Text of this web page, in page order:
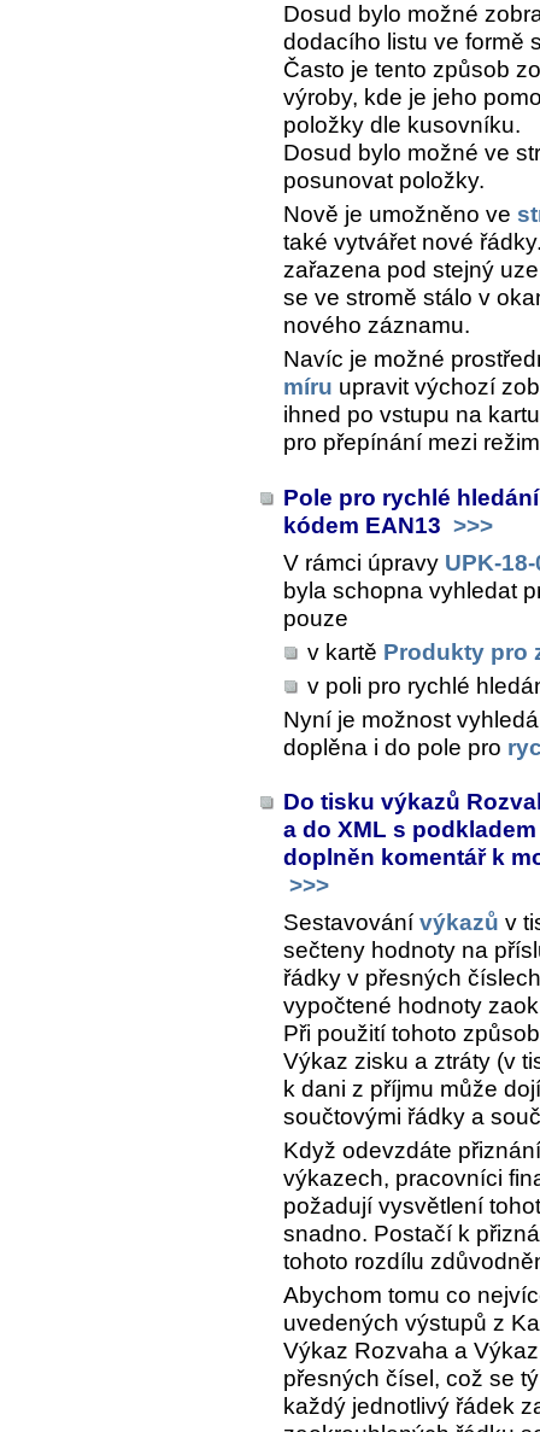
Dosud bylo možné
dodacího listu ve formě
Často je tento způsob
výroby, kde je jeho
položky dle kusovníku.
Dosud bylo možné ve
posunovat položky.
Nově je umožněno ve
také vytvářet nové
zařazena pod stejný
se ve stromě stálo v
nového záznamu.
Navíc je možné
míru upravit výchozí
ihned po vstupu na
pro přepínání mezi
Pole pro rychlé
kódem EAN13 >>>
V rámci úpravy UPK-
byla schopna vyhledat
pouze
v kartě Produkty pro
v poli pro rychlé
Nyní je možnost
doplěna i do pole pro
Do tisku výkazů
a do XML s
doplněn komentář k
>>>
Sestavování výkazů v
sečteny hodnoty na
řádky v přesných
vypočtené hodnoty
Při použití tohoto
Výkaz zisku a ztráty (v
k dani z příjmu může
součtovými řádky a
Když odevzdáte
výkazech, pracovníci
požadují vysvětlení
snadno. Postačí k
tohoto rozdílu
Abychom tomu co
uvedených výstupů z
Výkaz Rozvaha a
přesných čísel, což se
každý jednotlivý řádek